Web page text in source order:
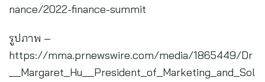
nance/2022-finance-summit
รูปภาพ –
https://mma.prnewswire.com/media/1865449/Dr
__Margaret_Hu__President_of_Marketing_and_Sol